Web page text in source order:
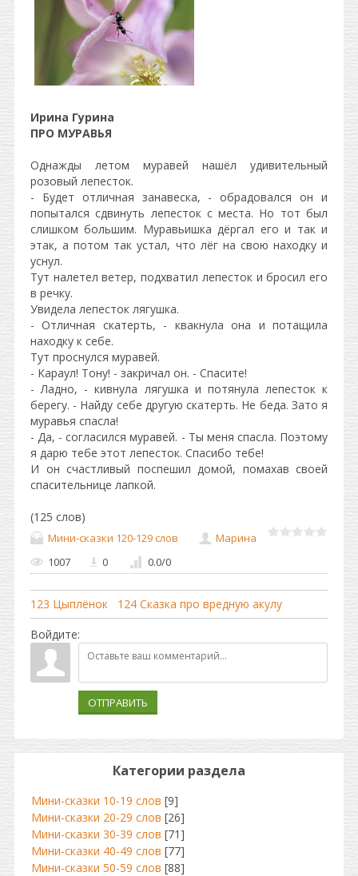
Ирина Гурина
ПРО МУРАВЬЯ
Однажды летом муравей нашёл удивительный
розовый лепесток.
- Будет отличная занавеска, - обрадовался он и
попытался сдвинуть лепесток с места. Но тот был
слишком большим. Муравьишка дёргал его и так и
этак, а потом так устал, что лёг на свою находку и
уснул.
Тут налетел ветер, подхватил лепесток и бросил его
в речку.
Увидела лепесток лягушка.
- Отличная скатерть, - квакнула она и потащила
находку к себе.
Тут проснулся муравей.
- Караул! Тону! - закричал он. - Спасите!
- Ладно, - кивнула лягушка и потянула лепесток к
берегу. - Найду себе другую скатерть. Не беда. Зато я
муравья спасла!
- Да, - согласился муравей. - Ты меня спасла. Поэтому
я дарю тебе этот лепесток. Спасибо тебе!
И он счастливый поспешил домой, помахав своей
спасительнице лапкой.
(125 слов)
Мини-сказки 120-129 слов
Марина
1007
0 0.0/0
123 Цыплёнок
124 Сказка про вредную акулу
Войдите:
ОТПРАВИТЬ
Категории раздела
Мини-сказки 10-19 слов [9]
Мини-сказки 20-29 слов [26]
Мини-сказки 30-39 слов [71]
Мини-сказки 40-49 слов [77]
Мини-сказки 50-59 слов [88]